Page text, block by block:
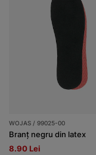
WOJAS / 99025-00
Branț negru din latex
8.90 Lei